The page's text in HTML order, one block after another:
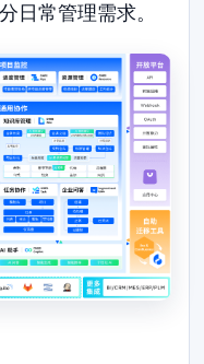
日常管理需求。